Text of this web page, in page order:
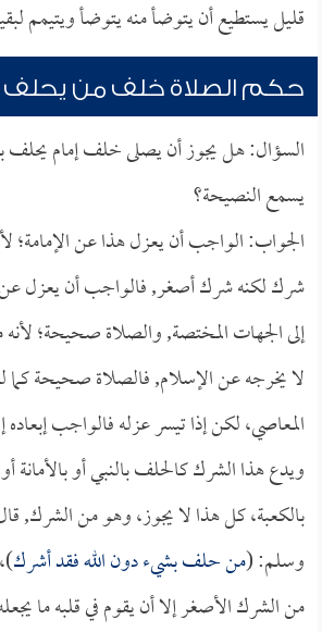
قليل يستطيع أن يتوضأ منه يتوضأ ويتيمم
حكم الصلاة خلف من يحلف
السؤال: هل يجوز أن يصلى خلف إمام يحلف
يسمع النصيحة؟
الجواب: الواجب أن يعزل هذا عن الإمامة؛
شرك لكنه شرك أصغر, فالواجب أن يعزل عن
إلى الجهات المختصة, والصلاة صحيحة؛
لا يخرجه عن الإسلام, فالصلاة صحيحة
المعاصي، لكن إذا تيسر عزله فالواجب
ويدع هذا الشرك كالحلف بالنبي أو بالأمانة
بالكعبة، كل هذا لا يجوز، وهو من الشرك,
وسلم: (من حلف بشيء دون الله فقد أشرك
من الشرك الأصغر إلا أن يقوم في قلبه ما